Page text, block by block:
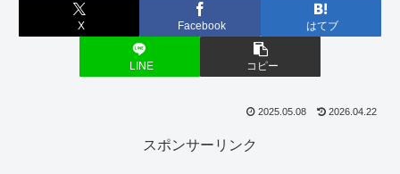
X Facebook はてブ
LINE コピー
2025.05.08 2026.04.22
スポンサーリンク